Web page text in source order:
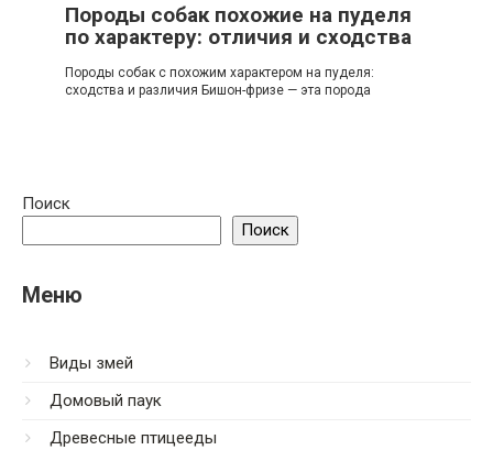
Породы собак похожие на пуделя
по характеру: отличия и сходства
Породы собак с похожим характером на пуделя:
сходства и различия Бишон-фризе — эта порода
Поиск
Поиск
Меню
Виды змей
Домовый паук
Древесные птицееды